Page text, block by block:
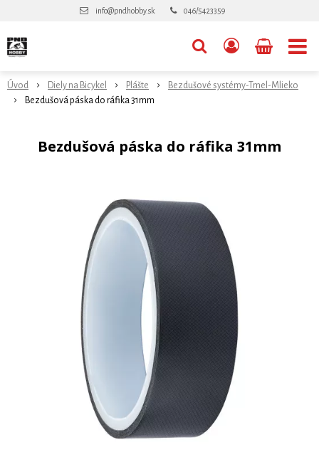
info@pndhobby.sk 046/5423359
Úvod Diely na Bicykel Plášte
Bezdušové systémy-Tmel-Mlieko
Bezdušová páska do ráfika 31mm
Bezdušová páska do ráfika 31mm